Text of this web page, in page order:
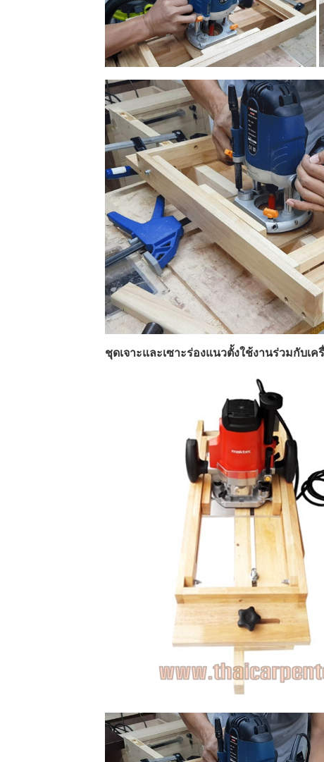
ชุดเจาะและเซาะร่องแนวตั้งใช้งานร่วมกับเ